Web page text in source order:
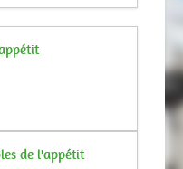
de l'appétit